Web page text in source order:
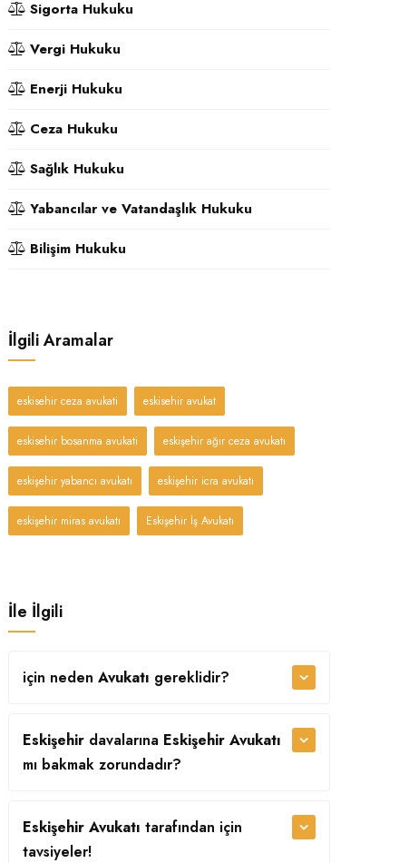
Sigorta Hukuku
Vergi Hukuku
Enerji Hukuku
Ceza Hukuku
Sağlık Hukuku
Yabancılar ve Vatandaşlık Hukuku
Bilişim Hukuku
İlgili Aramalar
eskisehir ceza avukati eskisehir avukat
eskisehir bosanma avukati eskişehir ağır ceza avukatı
eskişehir yabancı avukatı eskişehir icra avukatı
eskişehir miras avukatı Eskişehir İş Avukatı
İle İlgili
için neden Avukatı gereklidir?
Eskişehir davalarına Eskişehir Avukatı
mı bakmak zorundadır?
Eskişehir Avukatı tarafından için
tavsiyeler!